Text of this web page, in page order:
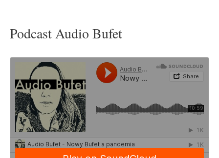
Podcast Audio Bufet